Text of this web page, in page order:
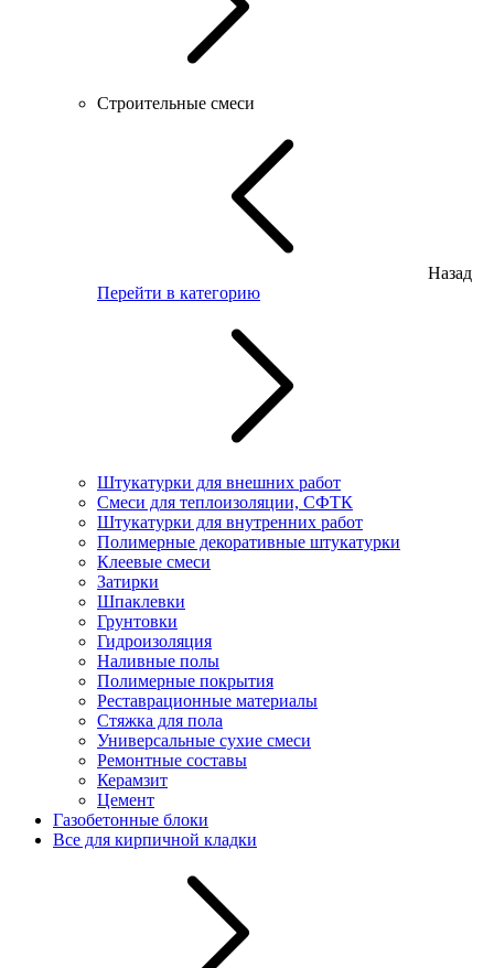
Строительные смеси
Назад
Перейти в категорию
Штукатурки для внешних работ
Смеси для теплоизоляции, СФТК
Штукатурки для внутренних работ
Полимерные декоративные штукатурки
Клеевые смеси
Затирки
Шпаклевки
Грунтовки
Гидроизоляция
Наливные полы
Полимерные покрытия
Реставрационные материалы
Стяжка для пола
Универсальные сухие смеси
Ремонтные составы
Керамзит
Цемент
Газобетонные блоки
Все для кирпичной кладки